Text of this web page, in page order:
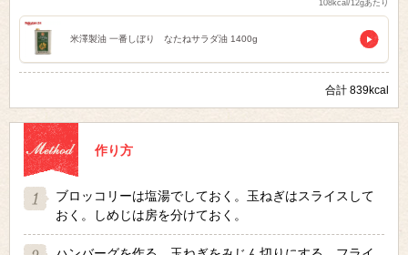
108kcal/12gあたり
米澤製油 一番しぼり なたねサラダ油 1400g
合計 839kcal
作り方
ブロッコリーは塩湯でしておく。玉ねぎはスライスして
おく。しめじは房を分けておく。